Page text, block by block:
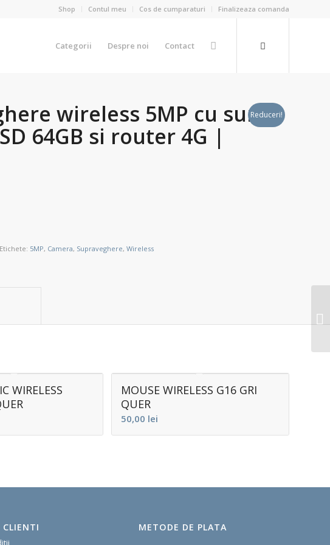
Shop Contul meu Cos de cumparaturi Finalizeaza comanda
Categorii Despre noi Contact
Reduceri!
wireless 5MP cu sursa
64GB si router 4G |
Etichete: 5MP, Camera, Supraveghere,Wireless
WIRELESS
MOUSE WIRELESS G16 GRI
QUER
50,00 lei
METODE DE PLATA